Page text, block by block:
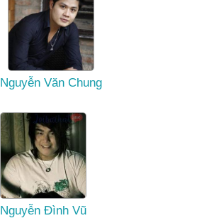
Nguyễn Văn Chung
Nguyễn Đình Vũ